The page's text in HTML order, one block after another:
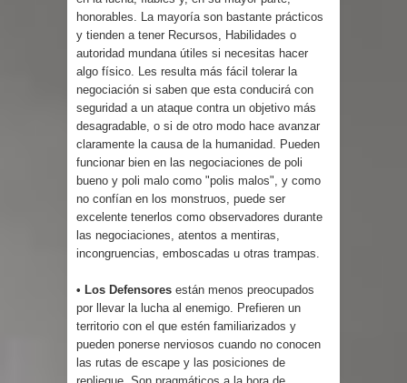
honorables. La mayoría son bastante prácticos
y tienden a tener Recursos, Habilidades o
autoridad mundana útiles si necesitas hacer
algo físico. Les resulta más fácil tolerar la
negociación si saben que esta conducirá con
seguridad a un ataque contra un objetivo más
desagradable, o si de otro modo hace avanzar
claramente la causa de la humanidad. Pueden
funcionar bien en las negociaciones de poli
bueno y poli malo como "polis malos", y como
no confían en los monstruos, puede ser
excelente tenerlos como observadores durante
las negociaciones, atentos a mentiras,
incongruencias, emboscadas u otras trampas.
• Los Defensores están menos preocupados
por llevar la lucha al enemigo. Prefieren un
territorio con el que estén familiarizados y
pueden ponerse nerviosos cuando no conocen
las rutas de escape y las posiciones de